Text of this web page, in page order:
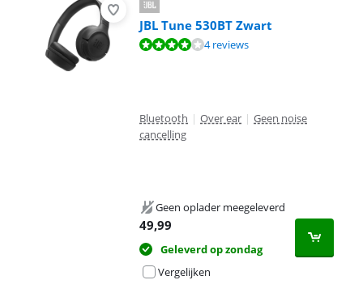
JBL Tune 530BT Zwart
Beoordeling is 8,3 van de 10, gebaseerd op 4 reviews.
4 reviews
Bluetooth | Over ear | Geen noise
cancelling
Geen oplader meegeleverd
49,99
Geleverd op zondag
Vergelijken